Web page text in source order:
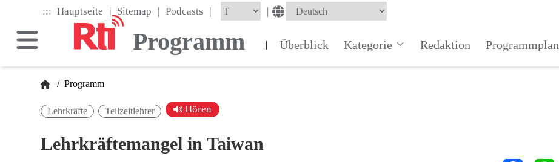
main
content
::: Hauptseite | Sitemap | Podcasts | |
Programm | Überblick Kategorie Redaktion Programmplan
/ Programm
Lehrkräfte Teilzeitlehrer Hören
Lehrkräftemangel in Taiwan